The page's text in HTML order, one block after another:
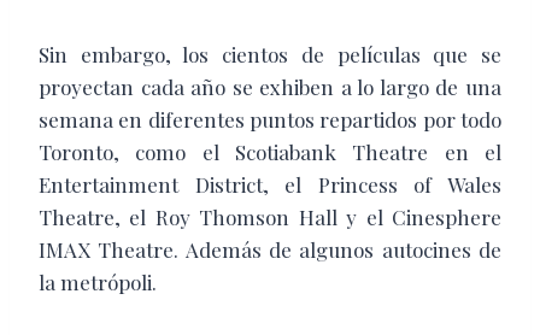
Sin embargo, los cientos de películas que se
proyectan cada año se exhiben a lo largo de una
semana en diferentes puntos repartidos por todo
Toronto, como el Scotiabank Theatre en el
Entertainment District, el Princess of Wales
Theatre, el Roy Thomson Hall y el Cinesphere
IMAX Theatre. Además de algunos autocines de
la metrópoli.